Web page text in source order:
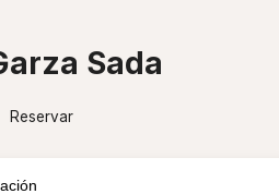
Sada
Reservar